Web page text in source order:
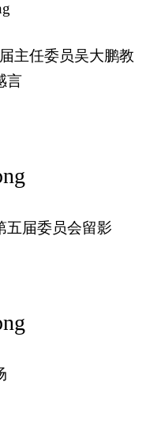
主任委员吴大鹏教
言
五届委员会留影